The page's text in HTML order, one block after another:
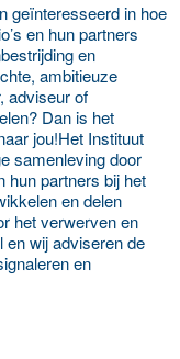
geïnteresseerd in hoe
en hun partners
en
ambitieuze
adviseur of
Dan is het
jou!Het Instituut
samenleving door
hun partners bij het
en delen
het verwerven en
en wij adviseren de
en